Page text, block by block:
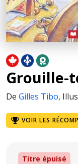
Grouille-
De Gilles Tibo,
VOIR LES
Titre épuisé